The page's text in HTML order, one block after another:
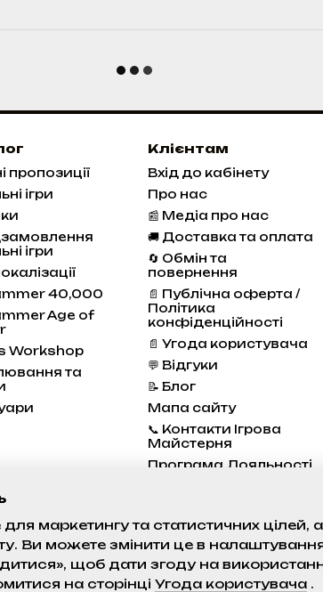
пропозиції
ігри
ігри
40,000
Age of
Workshop
та
Клієнтам
Вхід до кабінету
Про нас
📰 Медіа про нас
🚚 Доставка та оплата
🔄 Обмін та
повернення
📄 Публічна оферта /
Політика
конфіденційності
📄 Угода користувача
💬 Відгуки
📝 Блог
Мапа сайту
📞 Контакти Ігрова
Майстерня
Програма Лояльності
Ми в соцмережах
маркетингу та статистичних цілей,
Ви можете змінити це в
щоб дати згоду на
на сторінці Угода користувача .